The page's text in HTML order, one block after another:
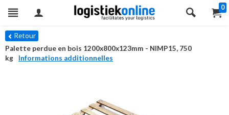
0
Retour
Palette perdue en bois 1200x800x123mm - NIMP15, 750
kg
Informations additionnelles